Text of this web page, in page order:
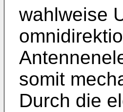
wahlweise
somit
Durch die